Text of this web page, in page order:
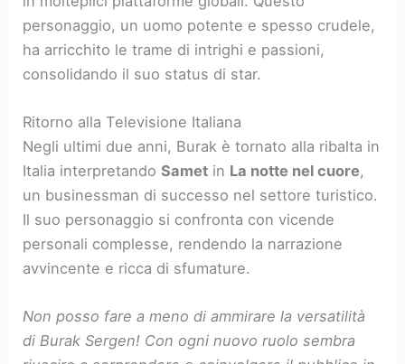
personaggio, un uomo potente e spesso crudele,
ha arricchito le trame di intrighi e passioni,
consolidando il suo status di star.
Ritorno alla Televisione Italiana
Negli ultimi due anni, Burak è tornato alla ribalta in
Italia interpretandoSamet in La notte nel cuore,
un businessman di successo nel settore turistico.
Il suo personaggio si confronta con vicende
personali complesse, rendendo la narrazione
avvincente e ricca di sfumature.
Non posso fare a meno di ammirare la versatilità
di Burak Sergen! Con ogni nuovo ruolo sembra